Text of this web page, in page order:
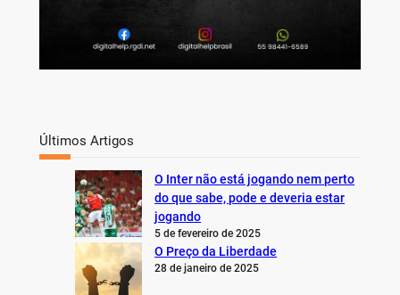
Últimos Artigos
O Inter não está jogando nem perto
do que sabe, pode e deveria estar
jogando
5 de fevereiro de 2025
O Preço da Liberdade
28 de janeiro de 2025